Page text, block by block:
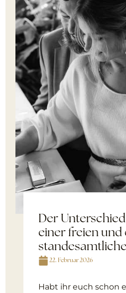
Der
einer freien und
22. Februar 2026
Habt ihr euch schon